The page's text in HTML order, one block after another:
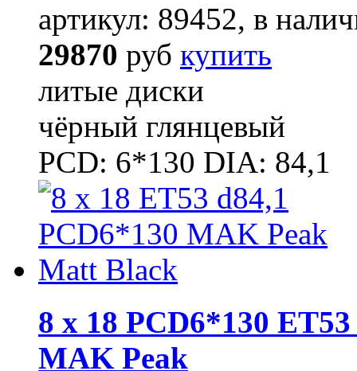
артикул: 89452, в
29870 руб купить
литые диски
чёрный глянцевый
PCD: 6*130 DIA: 84,1
8 x 18 PCD6*130
MAK Peak